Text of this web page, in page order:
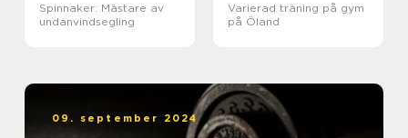
Spinnaker: Mästare av
undanvindsegling
Varierad träning på gym
på Öland
09. september 2024